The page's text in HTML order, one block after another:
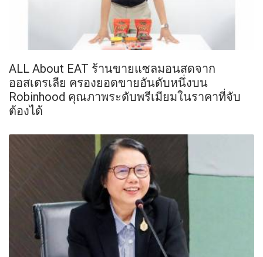
ALL About EAT ร้านขายแซลมอนสดจาก
ออสเตรเลีย ครองยอดขายอันดับหนึ่งบน
Robinhood คุณภาพระดับพรีเมียมในราคาที่จับ
ต้องได้